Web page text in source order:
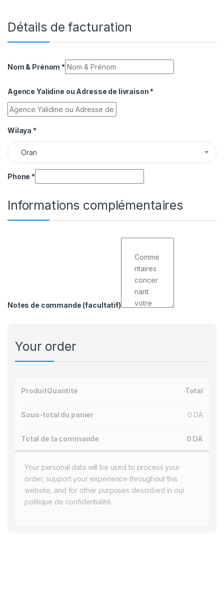
Détails de facturation
Nom & Prénom *
Agence Yalidine ou Adresse de livraison *
Wilaya *
Oran
Phone *
Informations complémentaires
Notes de commande (facultatif)
Your order
ProduitQuantité Total
Sous-total du panier 0 DA
Total de la commande 0 DA
Your personal data will be used to process your
order, support your experience throughout this
website, and for other purposes described in our
politique de confidentialité.